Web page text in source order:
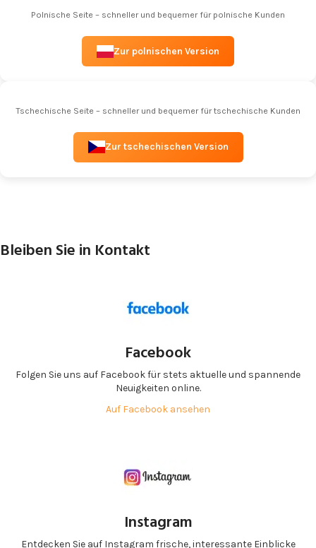
Polnische Seite – schneller und bequemer für polnische Kunden
Zur polnischen Version
Tschechische Seite – schneller und bequemer für tschechische Kunden
Zur tschechischen Version
Bleiben Sie in Kontakt
Facebook
Folgen Sie uns auf Facebook für stets aktuelle und spannende
Neuigkeiten online.
Auf Facebook ansehen
Instagram
Entdecken Sie auf Instagram frische, interessante Einblicke